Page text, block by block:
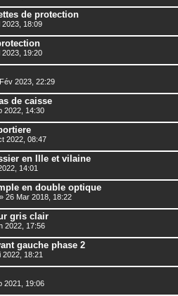
de protection
2023, 18:09
2023, 19:20
2023, 22:29
de caisse
2022, 14:30
2022, 08:47
en Ille et vilaine
14:01
en double optique
» 26 Mar 2018, 18:22
gris clair
2022, 17:56
gauche phase 2
2022, 18:21
2021, 19:06